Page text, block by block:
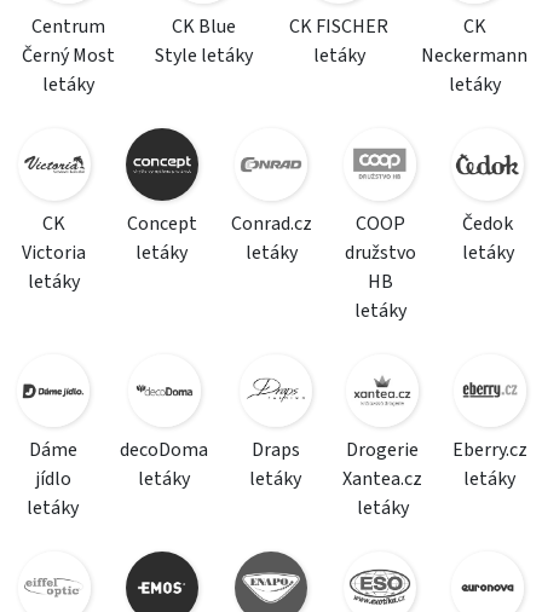
Centrum
Černý Most
letáky
CK Blue
Style letáky
CK FISCHER
letáky
CK
Neckermann
letáky
CK
Victoria
letáky
Concept
letáky
Conrad.cz
letáky
COOP
družstvo
HB
letáky
Čedok
letáky
Dáme
jídlo
letáky
decoDoma
letáky
Draps
letáky
Drogerie
Xantea.cz
letáky
Eberry.cz
letáky